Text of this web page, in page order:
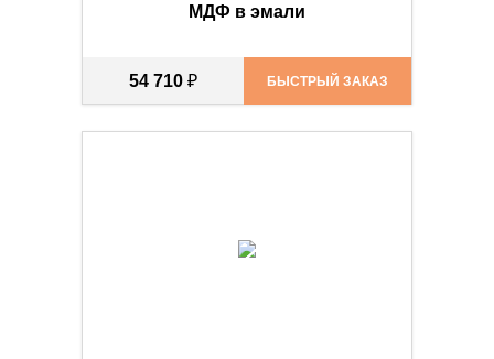
МДФ в эмали
54 710 ₽ БЫСТРЫЙ ЗАКАЗ